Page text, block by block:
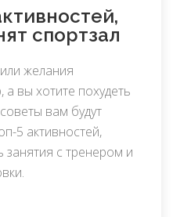
спортзал
желания
вы хотите похудеть
вам будут
5 активностей,
занятия с тренером и